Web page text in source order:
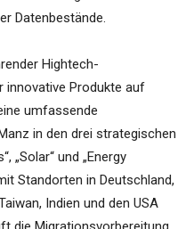
Datenbestände.
Hightech-
innovative Produkte auf
umfassende
in den drei strategischen
„Solar“ und „Energy
Standorten in Deutschland,
Indien und den USA